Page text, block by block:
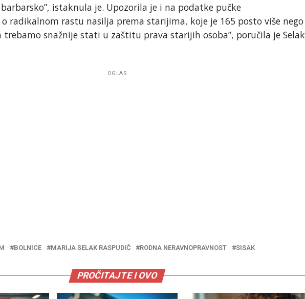
istaknula je. Upozorila je i na podatke pučke
radikalnom rastu nasilja prema starijima, koje je 165 posto više nego
trebamo snažnije stati u zaštitu prava starijih osoba”, poručila je Selak
OGLAS
BOLNICE MARIJA SELAK RASPUDIĆ RODNA NERAVNOPRAVNOST SISAK
PROČITAJTE I OVO